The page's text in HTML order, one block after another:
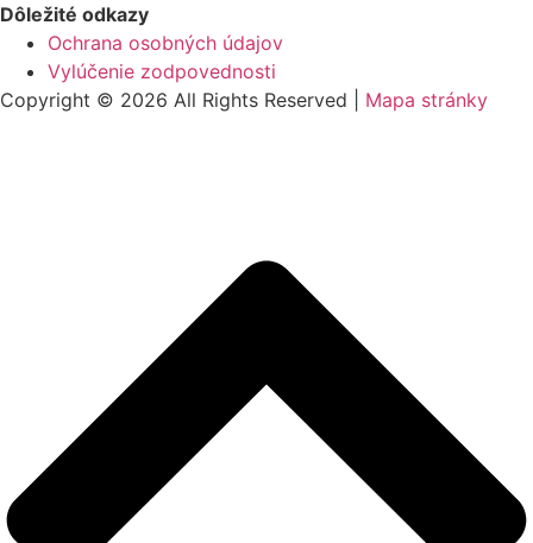
Dôležité odkazy
Ochrana osobných údajov
Vylúčenie zodpovednosti
Copyright © 2026 All Rights Reserved | Mapa stránky